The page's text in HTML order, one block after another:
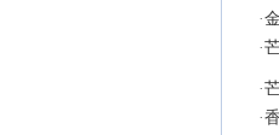
·
·
·
·